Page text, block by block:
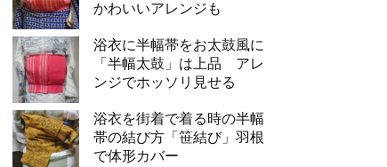
かわいいアレンジも
浴衣に半幅帯をお太鼓風に
「半幅太鼓」は上品 アレ
ンジでホッソリ見せる
浴衣を街着で着る時の半幅
帯の結び方「笹結び」羽根
で体形カバー